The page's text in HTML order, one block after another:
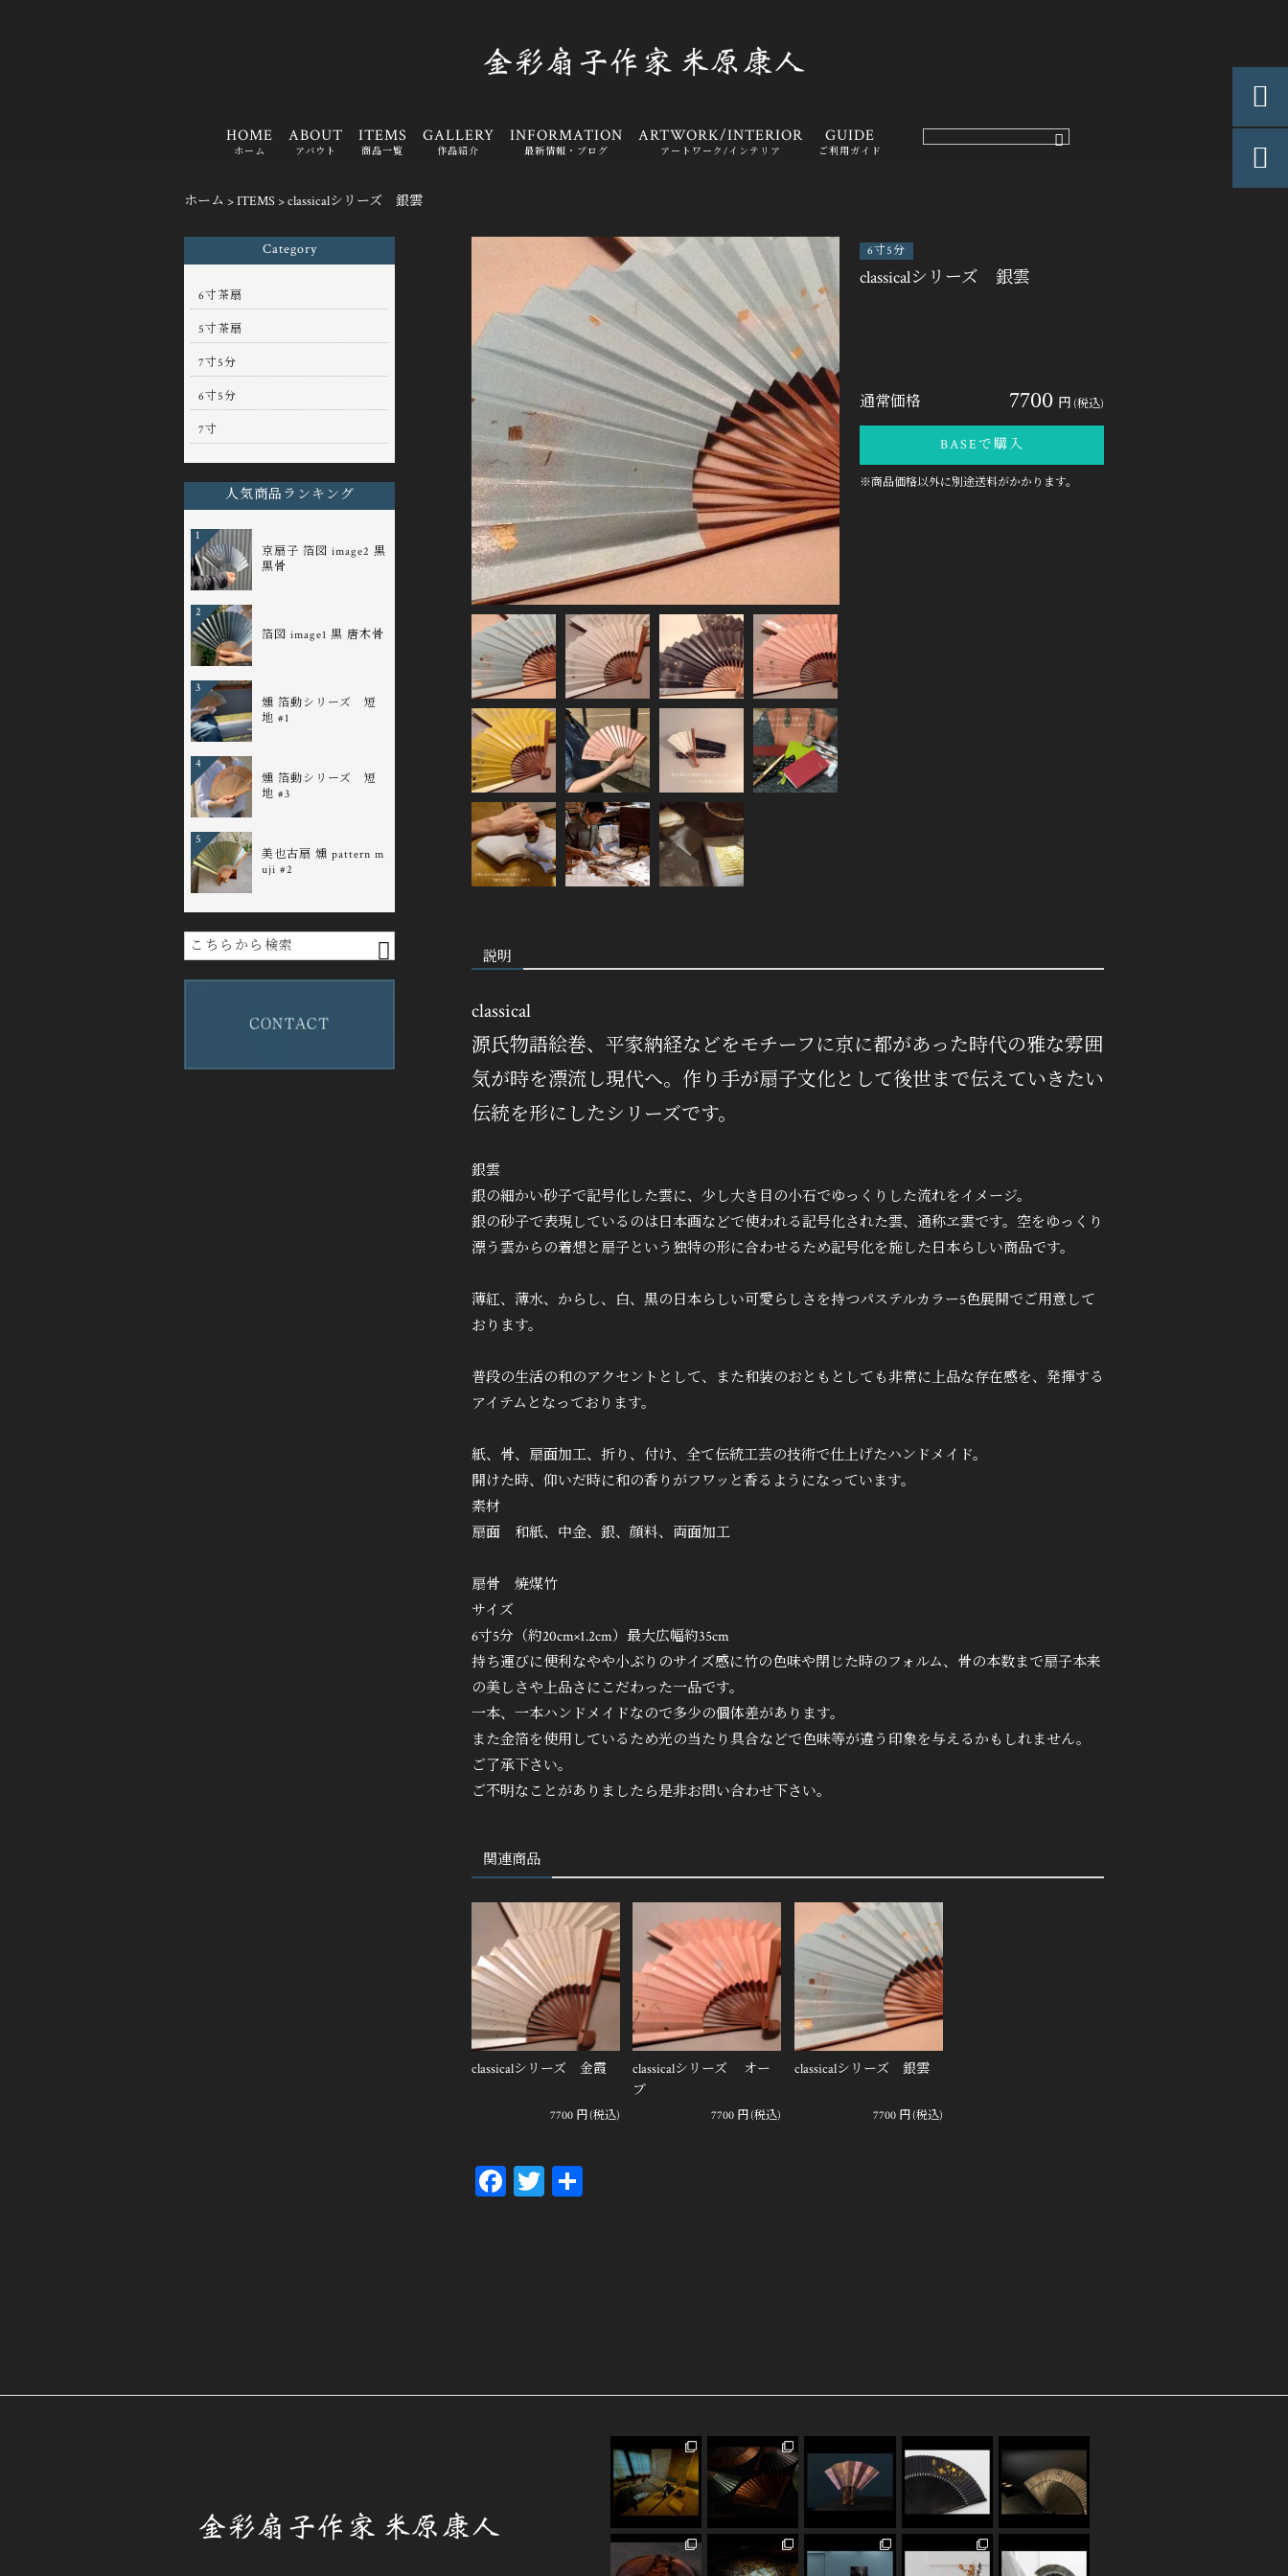
HOME
ホーム
ABOUT
アバウト
ITEMS
商品一覧
GALLERY
作品紹介
INFORMATION
最新情報・ブログ
ARTWORK/INTERIOR
アートワーク/インテリア
GUIDE
ご利用ガイド
ホーム >ITEMS >classicalシリーズ 銀雲
6寸5分
classicalシリーズ 銀雲
通常価格 7700 円 (税込)
BASEで購入
※商品価格以外に別途送料がかかります。
説明
classical
源氏物語絵巻、平家納経などをモチーフに京に都があった時代の雅な雰囲
気が時を漂流し現代へ。作り手が扇子文化として後世まで伝えていきたい
伝統を形にしたシリーズです。
銀雲
銀の細かい砂子で記号化した雲に、少し大き目の小石でゆっくりした流れをイメージ。
銀の砂子で表現しているのは日本画などで使われる記号化された雲、通称ヱ雲です。空をゆっくり
漂う雲からの着想と扇子という独特の形に合わせるため記号化を施した日本らしい商品です。
薄紅、薄水、からし、白、黒の日本らしい可愛らしさを持つパステルカラー5色展開でご用意して
おります。
普段の生活の和のアクセントとして、また和装のおともとしても非常に上品な存在感を、発揮する
アイテムとなっております。
紙、骨、扇面加工、折り、付け、全て伝統工芸の技術で仕上げたハンドメイド。
開けた時、仰いだ時に和の香りがフワッと香るようになっています。
素材
扇面 和紙、中金、銀、顔料、両面加工
扇骨 焼煤竹
サイズ
6寸5分（約20cm×1.2cm）最大広幅約35cm
持ち運びに便利なやや小ぶりのサイズ感に竹の色味や閉じた時のフォルム、骨の本数まで扇子本来
の美しさや上品さにこだわった一品です。
一本、一本ハンドメイドなので多少の個体差があります。
また金箔を使用しているため光の当たり具合などで色味等が違う印象を与えるかもしれません。
ご了承下さい。
ご不明なことがありましたら是非お問い合わせ下さい。
関連商品
classicalシリーズ 金霞
7700 円(税込)
classicalシリーズ オー
ブ
7700 円(税込)
classicalシリーズ 銀雲
7700 円(税込)
Fa T
Category
6寸茶扇
5寸茶扇
7寸5分
6寸5分
7寸
人気商品ランキング
京扇子 箔図 image2 黒
黒骨
1
箔図 image1 黒 唐木骨
2
燻 箔動シリーズ 短
地 #1
3
燻 箔動シリーズ 短
地 #3
4
美也古扇 燻 pattern m
uji #2
5

